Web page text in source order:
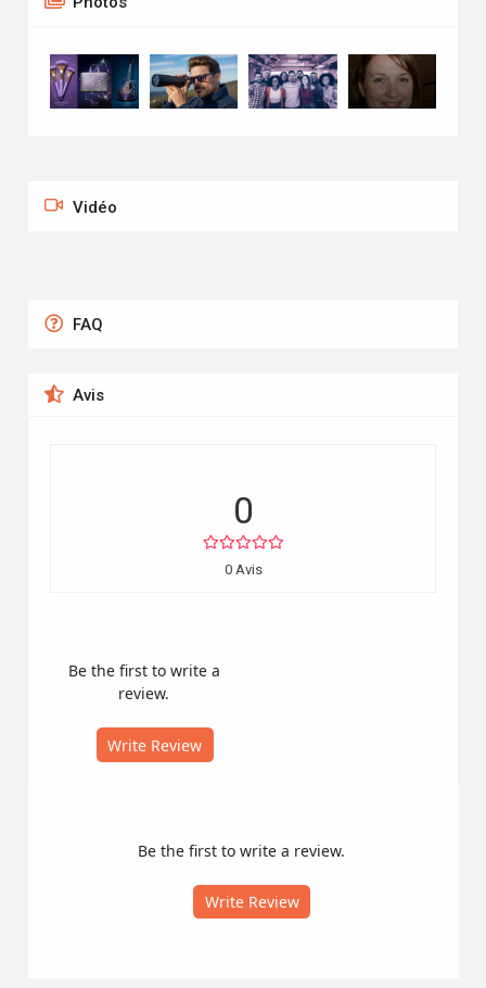
Vidéo
FAQ
Avis
0
0 Avis
Be the first to write a
review.
Write Review
Be the first to write a review.
Write Review